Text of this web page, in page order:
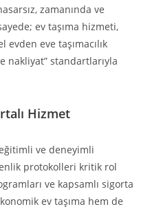
zamanında ve
ev taşıma hizmeti,
evden eve taşımacılık
nakliyat” standartlarıyla
Hizmet
ve deneyimli
protokolleri kritik rol
ve kapsamlı sigorta
ev taşıma hem de